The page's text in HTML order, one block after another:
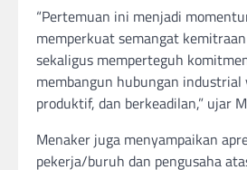
“Pertemuan ini menjadi
memperkuat semangat
sekaligus memperteguh
membangun hubungan industrial
produktif, dan berkeadilan,” ujar
Menaker juga menyampaikan
pekerja/buruh dan pengusaha